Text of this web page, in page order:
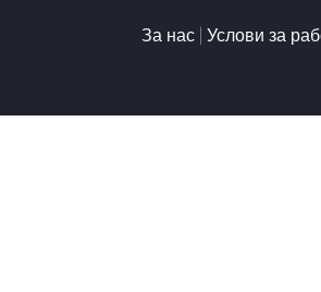
За нас| Услови за